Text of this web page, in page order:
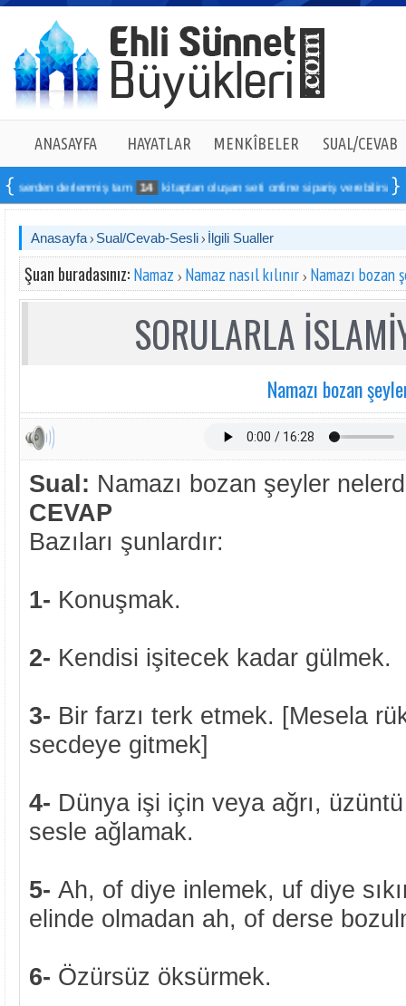
ANASAYFA HAYATLAR MENKÎBELER SUAL/CEVAB
tam 14 kitaptan oluşan seti online sipariş verebilirsiniz
Anasayfa Sual/Cevab-Sesli İlgili Sualler
Şuan buradasınız: Namaz Namaz nasıl kılınır Namazı bozan
SORULARLA
Namazı bozan
Sual: Namazı bozan şeyler
CEVAP
Bazıları şunlardır:
1- Konuşmak.
2- Kendisi işitecek kadar gülmek.
3- Bir farzı terk etmek. [Mesela
secdeye gitmek]
4- Dünya işi için veya ağrı,
sesle ağlamak.
5- Ah, of diye inlemek, uf diye
elinde olmadan ah, of derse
6- Özürsüz öksürmek.